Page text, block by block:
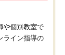
や個別教室で
ライン指導の